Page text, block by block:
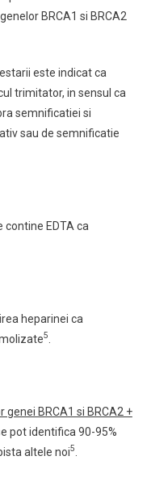
BRCA1 si BRCA2
este indicat ca
trimitator, in sensul ca
semnificatiei si
sau de semnificatie
EDTA ca
heparinei ca
5
BRCA1 si BRCA2 +
pot identifica 90-95%
altele noi5